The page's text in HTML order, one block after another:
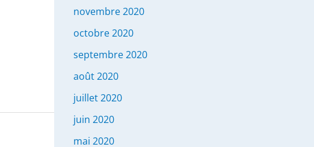
novembre 2020
octobre 2020
septembre 2020
août 2020
juillet 2020
juin 2020
mai 2020